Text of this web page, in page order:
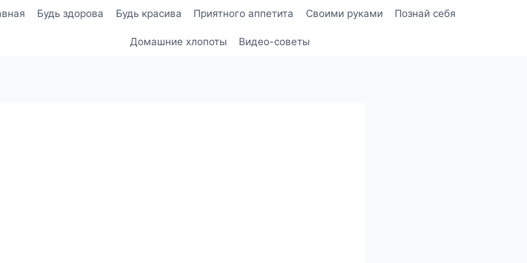
Будь здорова Будь красива Приятного аппетита Своими руками Познай себя
Домашние хлопоты Видео-советы